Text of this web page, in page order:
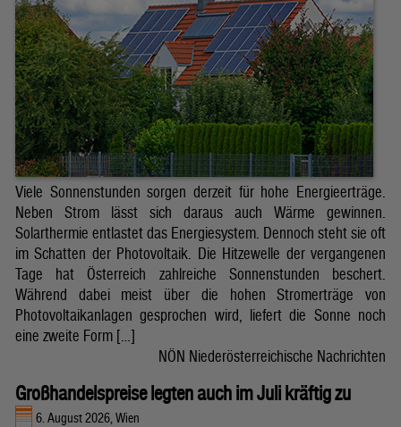
Viele Sonnenstunden sorgen derzeit für hohe Energieerträge.
Neben Strom lässt sich daraus auch Wärme gewinnen.
Solarthermie entlastet das Energiesystem. Dennoch steht sie oft
im Schatten der Photovoltaik. Die Hitzewelle der vergangenen
Tage hat Österreich zahlreiche Sonnenstunden beschert.
Während dabei meist über die hohen Stromerträge von
Photovoltaikanlagen gesprochen wird, liefert die Sonne noch
eine zweite Form […]
NÖN Niederösterreichische Nachrichten
Großhandelspreise legten auch im Juli kräftig zu
6. August 2026, Wien